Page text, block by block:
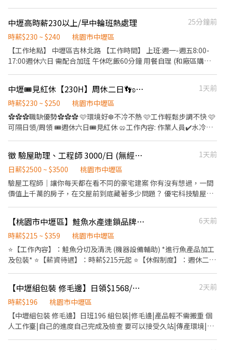
🧑‍🔧👩🏼‍🔧 💪💪歡迎洽詢，加入我們的大家庭👨‍👨‍👧‍👦👨‍👨‍👧‍👦
👨‍👨‍👧‍👦
作簡單好上手 👍 💥 書審作業好方便 ⭐全球最大的養殖鮭魚的供應
商，挪威上市公司⭐ 📍工作地點 桃園市中壢區自強一路 💰 薪資待遇
時薪 $215 加班費依勞基法計算 🎁 福利 ✔ 中午免費供餐 ✔ 加班超過
19:00免費晚餐 ⏰ 上班時間 日班 08:00－17:00 / 或 08:30－
作需食品服 ✨只要做滿3個月，體檢補助$500 ✨【福利制度】 ✨.享
醫療保險：勞保、健保、退休金提撥、團保 ⭐可預支 ⭐免費供餐 ⭐
中壢高時薪230以上/早中輪班熱處理
25分鐘前
時薪$230 ~ $240
桃園市中壢區
【工作地點】 中壢區吉林北路 【工作時間】 上班:週一-週五8:00-
17:00週休六日 需配合加班 午休吃飯60分鐘 用餐自理 (和廠區購買
成熔池進行焊接作業 B.燃電製三: 工作內容簡單 沒有技術性 1. 鎳膏
塗佈與排爐作業。 (鎳膏塗料將兩塊金屬黏在一起) 2.測漏與巡牙檢
查作業。 (做檢查的動作 類似品檢) 3.產品檢查與研磨修飾作業。 4.
其他主管交辦事項。 C.燃電生管 是倉管職如有堆高機或起重機證照
更佳 不加班、無空調、負重10-20公斤有起重機和堆高機協助搬重
壢區吉林北路 【工作時間】 上班:週一-週五8:00-17:00週休六日 需
配合加班 午休吃飯60分鐘 用餐自理 (和廠區購買餐卷) 上下午各有
【工作內容】 A.燃電製一: 氬銲將金屬加熱熔化形成熔池進行焊接作
業 B.燃電製三: 工作內容簡單 沒有技術性 1. 鎳膏塗佈與排爐作業。
(鎳膏塗料將兩塊金屬黏在一起) 2.測漏與巡牙檢查作業。 (做檢查的
動作 類似品檢) 3.產品檢查與研磨修飾作業。 4.其他主管交辦事項。
調、負重10-20公斤有起重機和堆高機協助搬重 D. 燃電製二: 組裝、
檢驗、擦拭、打鎳膏、點銲等 面試當日馬上知道是否錄取，隔日上
工
中壢🎟️見紅休【230H】周休二日👣ʚ全球知名熱能散熱產業ɞ
1天前
時薪$230 ~ $250
桃園市中壢區
✿✿✿職缺優勢✿✿✿ 🩷環境好❆不冷不熱 🩷工作輕鬆步調不快 🩷
可隔日領/周領 🎟️週休六日🎟️見紅休 🥨工作內容: 作業人員✔️水冷片
路 🌞早班 08:00-17:00💲230 🌝午班 16:00-00:30💲245 🌚夜班
00:00-08:30💲255 (含津貼) ⊹⊹⊹🎟️首選家庭工作都齊全🎟️⊹⊹⊹
🅻🅸🅽🅴: 0906-163-268 曾曾 另有更多優質職缺📞歡迎來電報名
徵 驗屋助理、工程師 3000/日 (無經驗可培訓）
1天前
日薪$2500 ~ $3500
桃園市中壢區
驗屋工程師｜讓你每天都在看不同的豪宅建案 你有沒有想過，一間
價值上千萬的房子，在交屋前到底藏著多少問題？ 優宅科技驗屋，
把關人生中最重要的資產。 如果你喜歡研究問題、對工程技術有興
趣、不喜歡整天坐辦公室，歡迎加入我們。 你會做什麼？ ✔ 使用熱
像儀、水平儀、含水率計等專業設備進行房屋檢測 ✔ 檢查房屋結
構、防水、水電、門窗、地磚、天花板等施工品質 ✔ 依照公司 SOP
協調 ✔ 參與專業培訓，學習水電、配線、配管及各項工程知識 我們
希望你具備 ✓ 喜歡動手研究事情 ✓ 不怕與人溝通 ✓ 細心、有責任感
屋經驗可，公司提供完整培訓制度。 加入優宅，你能獲得 🔹 完整驗
屋培訓課程 🔹 學習水電、土建、裝修等跨領域技能 🔹 接觸各類住
宅、豪宅與商業空間專案 🔹 公司提供專業設備及公務車 🔹 與一群
【桃園市中壢區】鮭魚水產連鎖品牌/機器設備處理鮭魚/高時薪215~359元/週休二日/無經驗可/美 - RM
6天前
時薪$215 ~ $359
桃園市中壢區
⭐【工作內容】：鮭魚分切及清洗 (機器設備輔助) *進行魚產品加工
及包裝* ⭐【薪資待遇】：時薪$215元起 ⭐【休假制度】：週休二日
班到19:00後會免費提供便當，吃飯半小時) ⭐【休息時間】：用餐
45分鐘、間休15分鐘 (15:00~15:15) ⭐【工作地點】：桃園市中壢區
自強一路11-3號 ⭐【注意事項】：需久站、需有供膳體檢報告、書
審過即可報到 ⭐【法定項目／福利】：三節禮品或禮金、結婚生育
禮金、喪儀慰問金(到職滿一個月即可享有)
【中壢組包裝 修毛邊】日領$1568/週休福利佳、工作簡單
2天前
時薪$196
桃園市中壢區
【中壢組包裝 修毛邊】日班196 組包裝|修毛邊|產品輕不需搬重 個
人工作臺|自己的進度自己完成及檢查 要可以接受久站|傳產環境|橡